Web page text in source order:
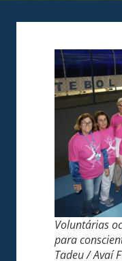
Voluntárias
para
Tadeu / Avaí